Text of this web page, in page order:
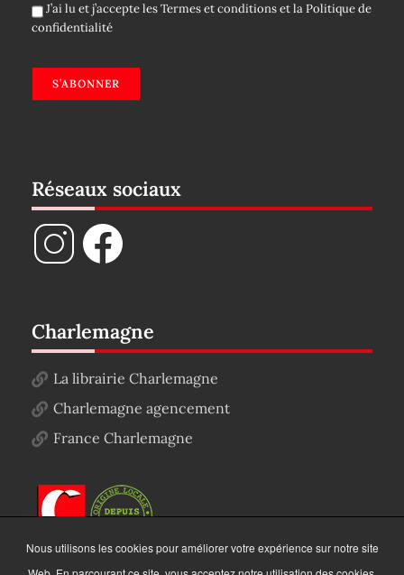
J’ai lu et j’accepte lesTermes et conditionset laPolitique de
confidentialité
S’ABONNER
Réseaux sociaux
Charlemagne
La librairie Charlemagne
Charlemagne agencement
France Charlemagne
Nous utilisons les cookies pour améliorer votre expérience sur notre site